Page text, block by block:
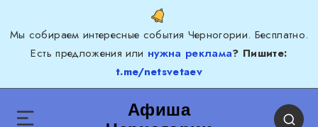
Мы собираем интересные события Черногории. Бесплатно.
Есть предложения или нужна реклама? Пишите:
t.me/netsvetaev
Афиша